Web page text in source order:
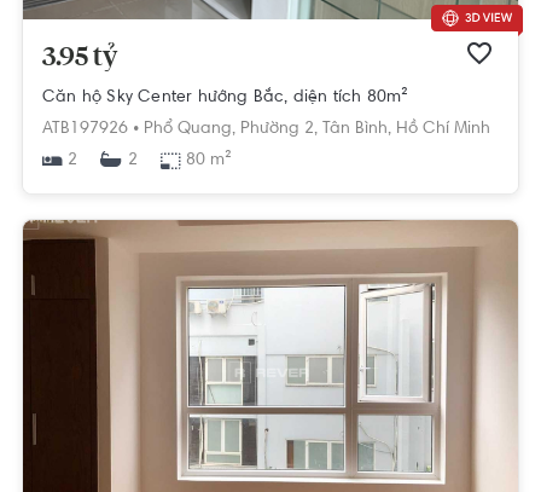
3.95 tỷ
Căn hộ Sky Center hướng Bắc, diện tích 80m²
ATB197926 • Phổ Quang, Phường 2, Tân Bình, Hồ Chí Minh
2
2 80 m²